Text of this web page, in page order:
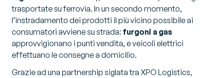
trasportate su ferrovia. In un secondo momento,
l’instradamento dei prodotti il più vicino possibile ai
consumatori avviene su strada: furgoni a gas
approvvigionano i punti vendita, e veicoli elettrici
effettuano le consegne a domicilio.
Grazie ad una partnership siglata tra XPO Logistics,